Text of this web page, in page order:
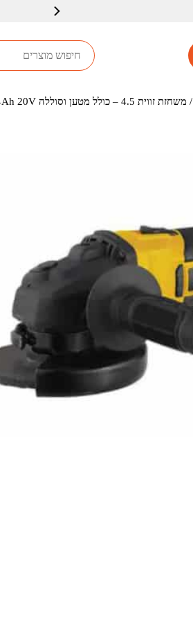
/ משחזת זווית 4.5 – כולל מטען וסוללה 4Ah 20V דגם TOT014 מבית GPT